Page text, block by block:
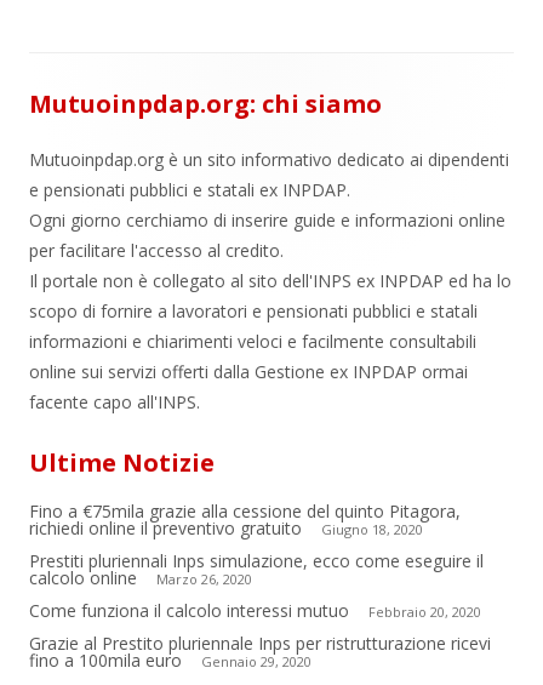
Mutuoinpdap.org: chi siamo
Mutuoinpdap.org è un sito informativo dedicato ai dipendenti
e pensionati pubblici e statali ex INPDAP.
Ogni giorno cerchiamo di inserire guide e informazioni online
per facilitare l'accesso al credito.
Il portale non è collegato al sito dell'INPS ex INPDAP ed ha lo
scopo di fornire a lavoratori e pensionati pubblici e statali
informazioni e chiarimenti veloci e facilmente consultabili
online sui servizi offerti dalla Gestione ex INPDAP ormai
facente capo all'INPS.
Ultime Notizie
Fino a €75mila grazie alla cessione del quinto Pitagora,
richiedi online il preventivo gratuito Giugno 18, 2020
Prestiti pluriennali Inps simulazione, ecco come eseguire il
calcolo online Marzo 26, 2020
Come funziona il calcolo interessi mutuo Febbraio 20, 2020
Grazie al Prestito pluriennale Inps per ristrutturazione ricevi
fino a 100mila euro Gennaio 29, 2020